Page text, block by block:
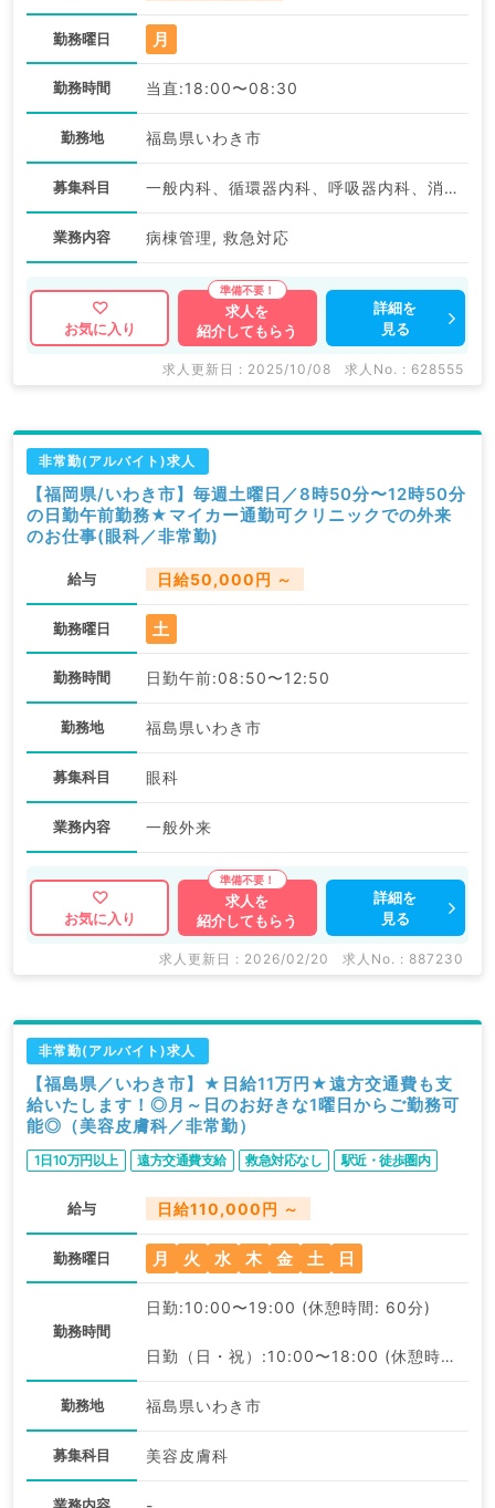
勤務曜日 月
勤務時間 当直:18:00〜08:30
勤務地 福島県いわき市
募集科目 一般内科、循環器内科、呼吸器内科、消化器内科、内分泌・代謝内科、腎臓内科
業務内容 病棟管理, 救急対応
お気に入り
求人を
紹介してもらう
詳細を
見る
求人更新日 : 2025/10/08 求人No. : 628555
非常勤(アルバイト)求人
【福岡県/いわき市】毎週土曜日／8時50分〜12時50分
の日勤午前勤務★マイカー通勤可クリニックでの外来
のお仕事(眼科／非常勤)
給与 日給50,000円 ～
勤務曜日 土
勤務時間 日勤午前:08:50〜12:50
勤務地 福島県いわき市
募集科目 眼科
業務内容 一般外来
お気に入り
求人を
紹介してもらう
詳細を
見る
求人更新日 : 2026/02/20 求人No. : 887230
非常勤(アルバイト)求人
【福島県／いわき市】★日給11万円★遠方交通費も支
給いたします！◎月～日のお好きな1曜日からご勤務可
能◎（美容皮膚科／非常勤）
1日10万円以上 遠方交通費支給 救急対応なし 駅近・徒歩圏内
給与 日給110,000円 ～
勤務曜日 月 火 水 木 金 土 日
勤務時間
日勤:10:00〜19:00 (休憩時間: 60分)
日勤（日・祝）:10:00〜18:00 (休憩時間: 60分)
勤務地 福島県いわき市
募集科目 美容皮膚科